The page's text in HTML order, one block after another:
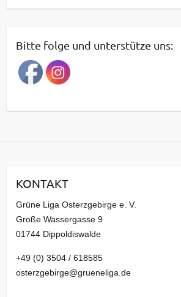
e
r
a
g
a
v
Bitte folge und unterstütze uns:
KONTAKT
Grüne Liga Osterzgebirge e. V.
Große Wassergasse 9
01744 Dippoldiswalde
+49 (0) 3504 / 618585
osterzgebirge@grueneliga.de